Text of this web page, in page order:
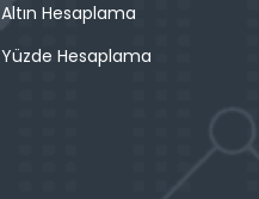
Altın Hesaplama
Yüzde Hesaplama